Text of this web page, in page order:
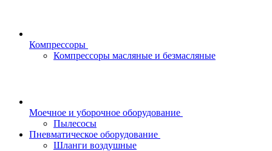
Компрессоры
Компрессоры масляные и безмасляные
Моечное и уборочное оборудование
Пылесосы
Пневматическое оборудование
Шланги воздушные